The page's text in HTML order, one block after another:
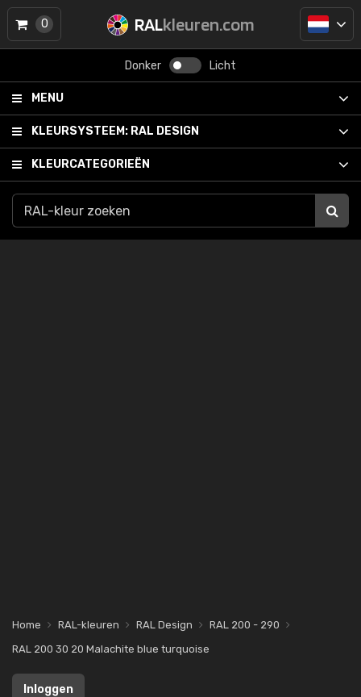
RALkleuren.com
Donker Licht
MENU
KLEURSYSTEEM: RAL DESIGN
KLEURCATEGORIEËN
0
Home RAL-kleuren RAL Design
RAL 200 - 290
RAL 200 30 20 Malachite blue turquoise
Inloggen